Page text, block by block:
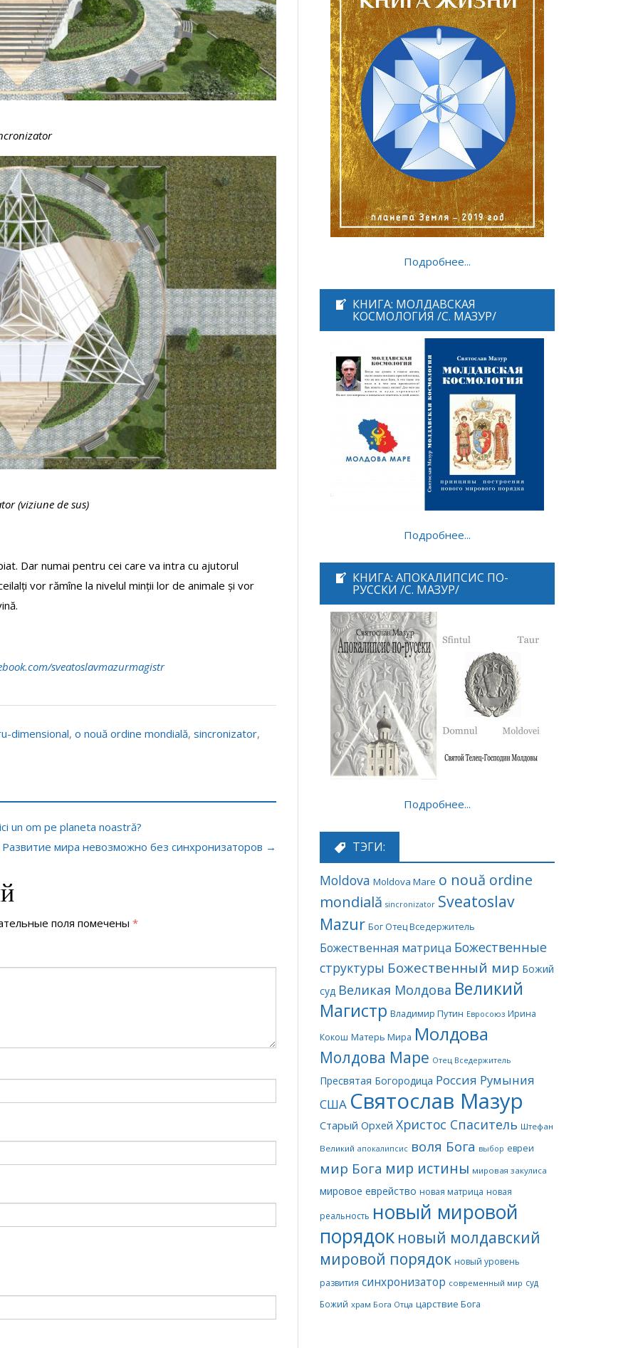
(viziune de sus)
Dar numai pentru cei care va intra cu ajutorul
vor rămîne la nivelul minții lor de animale și vor
sveatoslavmazurmagistr
dimensional, o nouă ordine mondială, sincronizator,
un om pe planeta noastră?
Развитие мира невозможно без синхронизаторов →
поля помечены *
Подробнее...
КНИГА: МОЛДАВСКАЯ
КОСМОЛОГИЯ /С. МАЗУР/
Подробнее...
КНИГА: АПОКАЛИПСИС ПО-
РУССКИ /С. МАЗУР/
Подробнее...
ТЭГИ:
Moldova Moldova Mare o nouă ordine
mondială sincronizator Sveatoslav
Mazur Бог Отец Вседержитель
Божественная матрица Божественные
структуры Божественный мир Божий
суд Великая Молдова Великий
Магистр Владимир Путин Евросоюз Ирина
Кокош Матерь Мира Молдова
Молдова Маре Отец Вседержитель
Пресвятая Богородица Россия Румыния
США Святослав Мазур
Старый Орхей Христос Спаситель Штефан
Великий апокалипсис воля Бога выбор евреи
мир Бога мир истины мировая закулиса
мировое еврейство новая матрица новая
реальность новый мировой
порядок новый молдавский
мировой порядок новый уровень
развития синхронизатор современный мир суд
Божий храм Бога Отца царствие Бога